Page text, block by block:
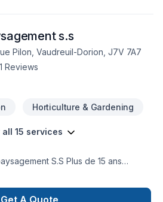
s.s
Pilon, Vaudreuil-Dorion, J7V 7A7
1 Reviews
Horticulture & Gardening
all 15 services
S.S Plus de 15 ans
de pavé uni,marche ,muret-
muret- Nivelage de terrain-
Get A Quote